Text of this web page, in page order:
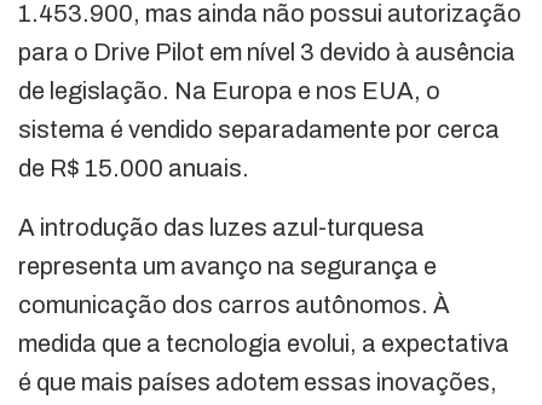
1.453.900, mas ainda não possui autorização
para o Drive Pilot em nível 3 devido à ausência
de legislação. Na Europa e nos EUA, o
sistema é vendido separadamente por cerca
de R$ 15.000 anuais.
A introdução das luzes azul-turquesa
representa um avanço na segurança e
comunicação dos carros autônomos. À
medida que a tecnologia evolui, a expectativa
é que mais países adotem essas inovações,